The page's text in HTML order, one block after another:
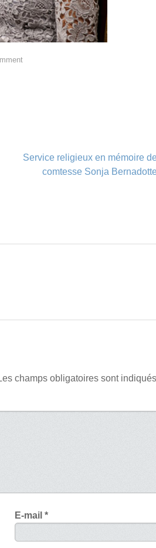
Service religieux en mémoire
comtesse Sonja
champs obligatoires sont
E-mail *